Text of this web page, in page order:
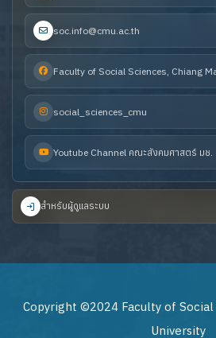
soc.info@cmu.ac.th
Faculty of Social Sciences, Chiang
social_sciences_cmu
Youtube Channel คณะสังคมศาสตร์ มช.
สำหรับผู้ดูแลระบบ
Copyright ©2024 Faculty of Social
University